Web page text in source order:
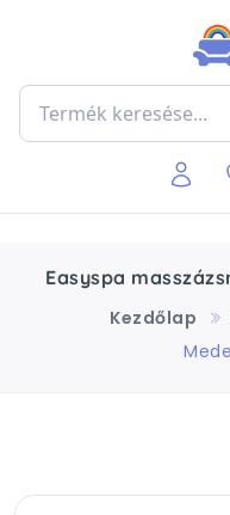
Easyspa
Kezdőlap